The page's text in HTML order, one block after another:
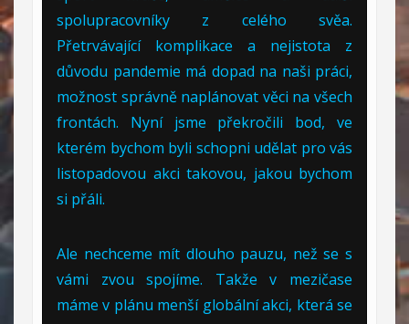
spolupracovníky z celého svěa.
Přetrvávající komplikace a nejistota z
důvodu pandemie má dopad na naši práci,
možnost správně naplánovat věci na všech
frontách. Nyní jsme překročili bod, ve
kterém bychom byli schopni udělat pro vás
listopadovou akci takovou, jakou bychom
si přáli.
Ale nechceme mít dlouho pauzu, než se s
vámi zvou spojíme. Takže v mezičase
máme v plánu menší globální akci, která se